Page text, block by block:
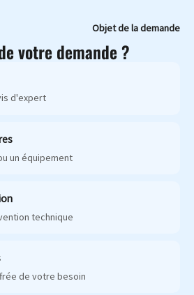
Objet de la demande
votre demande ?
d'expert
un équipement
technique
de votre besoin